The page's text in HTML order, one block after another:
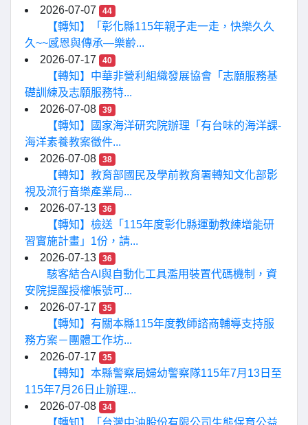
2026-07-07
44
【轉知】「彰化縣115年親子走一走，快樂久久
久~~感恩與傳承—樂齡...
2026-07-17
40
【轉知】中華非營利組織發展協會「志願服務基
礎訓練及志願服務特...
2026-07-08
39
【轉知】國家海洋研究院辦理「有台味的海洋課-
海洋素養教案徵件...
2026-07-08
38
【轉知】教育部國民及學前教育署轉知文化部影
視及流行音樂產業局...
2026-07-13
36
【轉知】檢送「115年度彰化縣運動教練增能研
習實施計畫」1份，請...
2026-07-13
36
駭客結合AI與自動化工具濫用裝置代碼機制，資
安院提醒授權帳號可...
2026-07-17
35
【轉知】有關本縣115年度教師諮商輔導支持服
務方案－團體工作坊...
2026-07-17
35
【轉知】本縣警察局婦幼警察隊115年7月13日至
115年7月26日止辦理...
2026-07-08
34
【轉知】「台灣中油股份有限公司生態保育公益